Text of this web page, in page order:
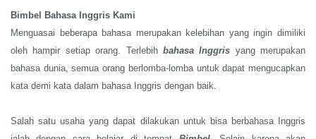
Bimbel Bahasa Inggris Kami
Menguasai beberapa bahasa merupakan kelebihan yang ingin dimiliki
oleh hampir setiap orang. Terlebih bahasa Inggris yang merupakan
bahasa dunia, semua orang berlomba-lomba untuk dapat mengucapkan
kata demi kata dalam bahasa Inggris dengan baik.
Salah satu usaha yang dapat dilakukan untuk bisa berbahasa Inggris